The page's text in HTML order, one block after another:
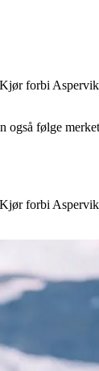
forbi
følge
forbi